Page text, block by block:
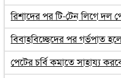
রিশাদের পর টি-টেন লিগে দল
বিবাহবিচ্ছেদের পর গর্ভপাত
পেটের চর্বি কমাতে সাহায্য